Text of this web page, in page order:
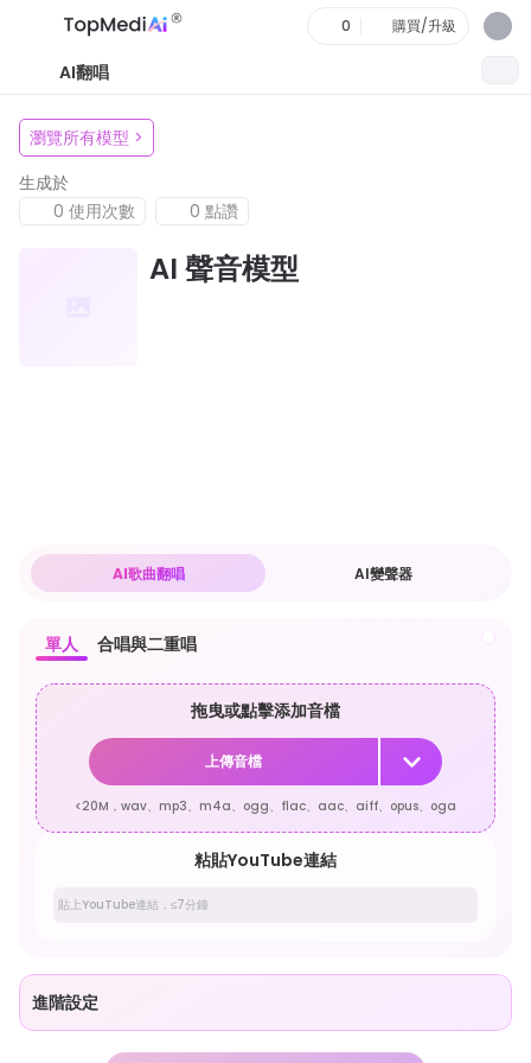
AI翻唱
0 購買/升級
瀏覽所有模型 >
生成於
0 使用次數
0 點讚
AI 聲音模型
AI歌曲翻唱 AI變聲器
單人 合唱與二重唱
拖曳或點擊添加音檔
上傳音檔
<20M，wav、mp3、m4a、ogg、flac、aac、aiff、opus、oga
粘貼YouTube連結
進階設定